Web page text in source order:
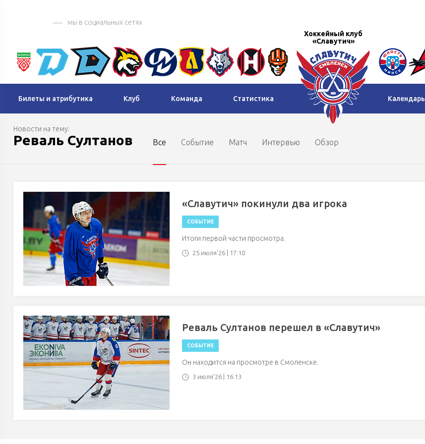
мы в социальных сетях
Хоккейный клуб
«Славутич»
Билеты и атрибутика Клуб Команда Статистика Календарь
Реваль Султанов
Новости на тему:
Все Событие Матч Интервью Обзор
«Славутич» покинули два игрока
СОБЫТИЕ
Итоги первой части просмотра.
25 июля'26 | 17:10
Реваль Султанов перешел в «Славутич»
СОБЫТИЕ
Он находится на просмотре в Смоленске.
3 июля'26 | 16:13